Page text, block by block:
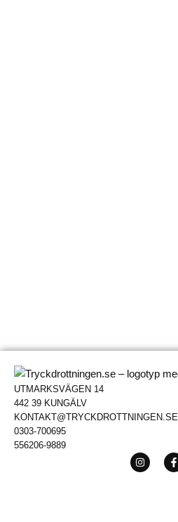
UTMARKSVÄGEN 14
442 39 KUNGÄLV
KONTAKT@TRYCKDROTTNINGEN.SE
0303-700695
556206-9889